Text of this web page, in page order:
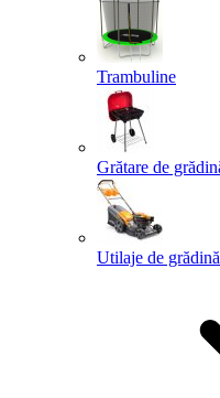
Trambuline
Grătare de
Utilaje de grădină